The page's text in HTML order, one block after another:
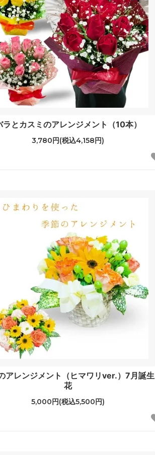
ラとカスミのアレンジメント（10本）
3,780円(税込4,158円)
アレンジメント（ヒマワリver.）7月誕生
花
5,000円(税込5,500円)